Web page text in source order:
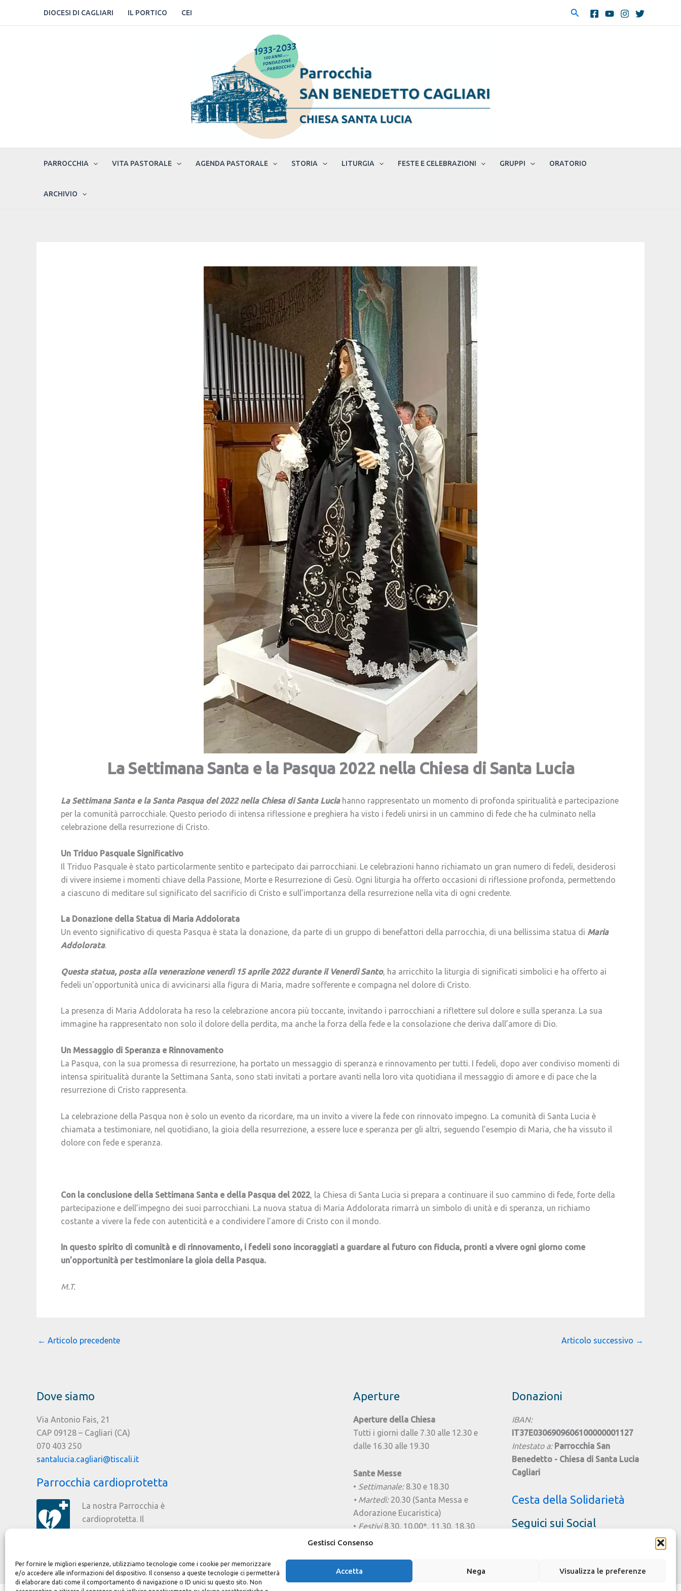
Gestisci Consenso
Per fornire le migliori esperienze, utilizziamo tecnologie come i cookie per memorizzare
e/o accedere alle informazioni del dispositivo. Il consenso a queste tecnologie ci permetterà
di elaborare dati come il comportamento di navigazione o ID unici su questo sito. Non
Accetta Nega Visualizza le preferenze
DIOCESI DI CAGLIARI IL PORTICO CEI Cerca
PARROCCHIA VITA PASTORALE AGENDA PASTORALE STORIA LITURGIA FESTE E CELEBRAZIONI GRUPPI ORATORIO
ARCHIVIO
La Settimana Santa e la Pasqua 2022 nella Chiesa di Santa Lucia
La Settimana Santa e la Santa Pasqua del 2022 nella Chiesa di Santa Luciahanno rappresentato un momento di profonda spiritualità e partecipazione
per la comunità parrocchiale. Questo periodo di intensa riflessione e preghiera ha visto i fedeli unirsi in un cammino di fede che ha culminato nella
celebrazione della resurrezione di Cristo.
Un Triduo Pasquale Significativo
Il Triduo Pasquale è stato particolarmente sentito e partecipato dai parrocchiani. Le celebrazioni hanno richiamato un gran numero di fedeli, desiderosi
di vivere insieme i momenti chiave della Passione, Morte e Resurrezione di Gesù. Ogni liturgia ha offerto occasioni di riflessione profonda, permettendo
a ciascuno di meditare sul significato del sacrificio di Cristo e sull’importanza della resurrezione nella vita di ogni credente.
La Donazione della Statua di Maria Addolorata
Un evento significativo di questa Pasqua è stata la donazione, da parte di un gruppo di benefattori della parrocchia, di una bellissima statua di Maria
Addolorata.
Questa statua, posta alla venerazione venerdì 15 aprile 2022 durante il Venerdì Santo, ha arricchito la liturgia di significati simbolici e ha offerto ai
fedeli un’opportunità unica di avvicinarsi alla figura di Maria, madre sofferente e compagna nel dolore di Cristo.
La presenza di Maria Addolorata ha reso la celebrazione ancora più toccante, invitando i parrocchiani a riflettere sul dolore e sulla speranza. La sua
immagine ha rappresentato non solo il dolore della perdita, ma anche la forza della fede e la consolazione che deriva dall’amore di Dio.
Un Messaggio di Speranza e Rinnovamento
La Pasqua, con la sua promessa di resurrezione, ha portato un messaggio di speranza e rinnovamento per tutti. I fedeli, dopo aver condiviso momenti di
intensa spiritualità durante la Settimana Santa, sono stati invitati a portare avanti nella loro vita quotidiana il messaggio di amore e di pace che la
resurrezione di Cristo rappresenta.
La celebrazione della Pasqua non è solo un evento da ricordare, ma un invito a vivere la fede con rinnovato impegno. La comunità di Santa Lucia è
chiamata a testimoniare, nel quotidiano, la gioia della resurrezione, a essere luce e speranza per gli altri, seguendo l’esempio di Maria, che ha vissuto il
dolore con fede e speranza.
Con la conclusione della Settimana Santa e della Pasqua del 2022, la Chiesa di Santa Lucia si prepara a continuare il suo cammino di fede, forte della
partecipazione e dell’impegno dei suoi parrocchiani. La nuova statua di Maria Addolorata rimarrà un simbolo di unità e di speranza, un richiamo
costante a vivere la fede con autenticità e a condividere l’amore di Cristo con il mondo.
In questo spirito di comunità e di rinnovamento, i fedeli sono incoraggiati a guardare al futuro con fiducia, pronti a vivere ogni giorno come
un’opportunità per testimoniare la gioia della Pasqua.
M.T.
← Articolo precedente Articolo successivo →
Dove siamo
Via Antonio Fais, 21
CAP 09128 – Cagliari (CA)
070 403 250
santalucia.cagliari@tiscali.it
Parrocchia cardioprotetta
La nostra Parrocchia è
cardioprotetta. Il
Aperture
Aperture della Chiesa
Tutti i giorni dalle 7.30 alle 12.30 e
dalle 16.30 alle 19.30
Sante Messe
• Settimanale: 8.30 e 18.30
• Martedì: 20.30 (Santa Messa e
Adorazione Eucaristica)
• Festivi8.30, 10.00*, 11.30, 18.30
*Messa delle Famiglie da ottobre
Donazioni
IBAN:
IT37E0306909606100000001127
Intestato a: Parrocchia San
Benedetto - Chiesa di Santa Lucia
Cagliari
Cesta della Solidarietà
Seguici sui Social